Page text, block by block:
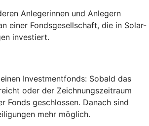
Anlegerinnen und Anlegern
einer Fondsgesellschaft, die in Solar-
investiert.
Investmentfonds: Sobald das
oder der Zeichnungszeitraum
Fonds geschlossen. Danach sind
mehr möglich.